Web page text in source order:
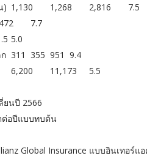
) 1,130 1,268 2,816
7.5
7.7
5.0
311 355 951 9.4
6,200 11,173
5.5
ยนปี 2566
ต่อปีแบบทบต้น
Global Insurance แบบอินเทอร์แ